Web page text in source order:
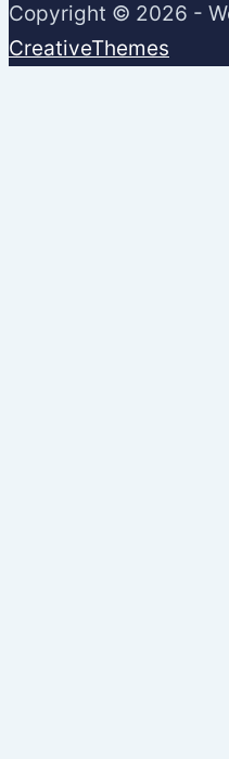
Copyright © 2026 -
CreativeThemes